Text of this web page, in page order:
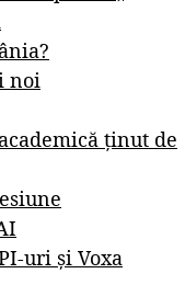
noi
ținut de
uri și Voxa